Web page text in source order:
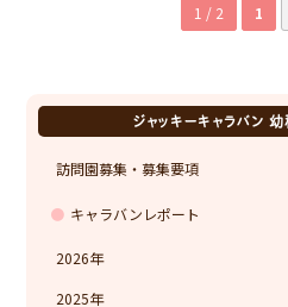
1 / 2 1
ジャッキーキャラバン
訪問園募集・募集要項
キャラバンレポート
2026
2025